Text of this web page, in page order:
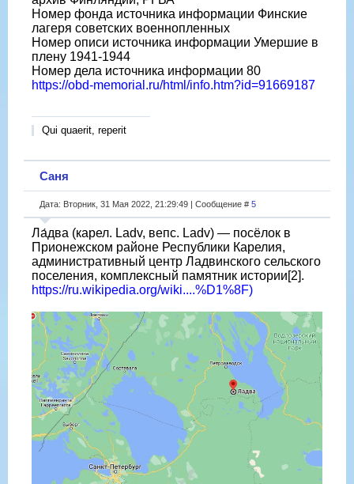
Номер фонда источника информации Финские
лагеря советских военнопленных
Номер описи источника информации Умершие в
плену 1941-1944
Номер дела источника информации 80
https://obd-memorial.ru/html/info.htm?id=91669187
Qui quaerit, reperit
Саня
Дата: Вторник, 31 Мая 2022, 21:29:49 | Сообщение # 5
Ла́два (карел. Ladv, вепс. Ladv) — посёлок в
Прионежском районе Республики Карелия,
административный центр Ладвинского сельского
поселения, комплексный памятник истории[2].
https://ru.wikipedia.org/wiki....%D1%8F)